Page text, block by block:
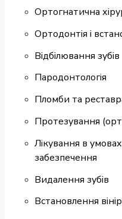
Ортогнатична
Ортодонтія і
Відбілювання зубів
Пародонтологія
Пломби та
Протезування
Лікування в умовах
забезпечення
Видалення зубів
Встановлення